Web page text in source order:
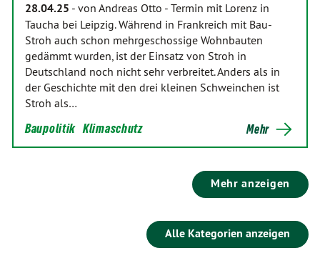
28.04.25 - von Andreas Otto - Termin mit Lorenz in
Taucha bei Leipzig. Während in Frankreich mit Bau-
Stroh auch schon mehrgeschossige Wohnbauten
gedämmt wurden, ist der Einsatz von Stroh in
Deutschland noch nicht sehr verbreitet. Anders als in
der Geschichte mit den drei kleinen Schweinchen ist
Stroh als…
Baupolitik Klimaschutz Mehr
Mehr anzeigen
Alle Kategorien anzeigen